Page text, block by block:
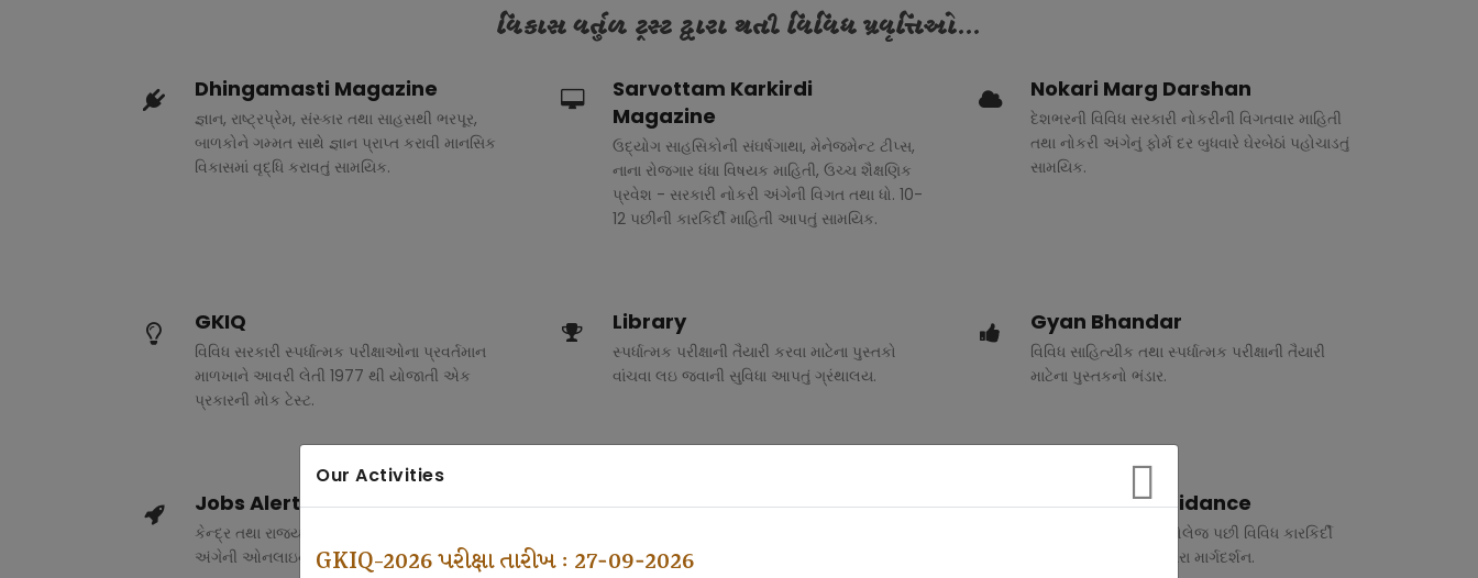
Our Activities
GKIQ-2026 પરીક્ષા તારીખ : 27-09-2026
વિકાસ વર્તુળ ટ્રસ્ટ દ્વારા થતી વિવિધ પ્રવૃત્તિઓ...
Dhingamasti Magazine
જ્ઞાન, રાષ્ટ્રપ્રેમ, સંસ્કાર તથા સાહસથી ભરપૂર,
બાળકોને ગમ્મત સાથે જ્ઞાન પ્રાપ્ત કરાવી માનસિક
વિકાસમાં વૃદ્ધિ કરાવતું સામયિક.
Sarvottam Karkirdi
Magazine
ઉદ્યોગ સાહસિકોની સંઘર્ષગાથા, મેનેજમેન્ટ ટીપ્સ,
નાના રોજગાર ધંધા વિષયક માહિતી, ઉચ્ચ શૈક્ષણિક
પ્રવેશ - સરકારી નોકરી અંગેની વિગત તથા ધો. 10-
12 પછીની કારકિર્દી માહિતી આપતું સામયિક.
Nokari Marg Darshan
દેશભરની વિવિધ સરકારી નોકરીની વિગતવાર માહિતી
તથા નોકરી અંગેનું ફોર્મ દર બુધવારે ઘેરબેઠાં પહોચાડતું
સામયિક.
GKIQ
વિવિધ સરકારી સ્પર્ધાત્મક પરીક્ષાઓના પ્રવર્તમાન
માળખાને આવરી લેતી 1977 થી યોજાતી એક
પ્રકારની મોક ટેસ્ટ.
Library
સ્પર્ધાત્મક પરીક્ષાની તૈયારી કરવા માટેના પુસ્તકો
વાંચવા લઇ જવાની સુવિધા આપતું ગ્રંથાલય.
Gyan Bhandar
વિવિધ સાહિત્યીક તથા સ્પર્ધાત્મક પરીક્ષાની તૈયારી
માટેના પુસ્તકનો ભંડાર.
Jobs Alert
કેન્દ્ર તથા રાજ્ય સરકારના વિવિધ વિભાગોમાં ભરતી
અંગેની ઓનલાઇન માહિતી.
Competitive Exam Class
હેતુ ફક્ત વ્યવસ્થા ખર્ચ લઇ ચલાવતા વર્ગ.
Vocational Guidance
ધોરણ 10 અને 12 તથા કોલેજ પછી વિવિધ કારકિર્દી
અંગે રૂબરુ તથા ફોન દ્વારા માર્ગદર્શન.